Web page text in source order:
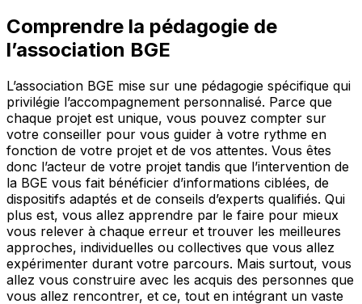
Comprendre la pédagogie de
l’association BGE
L’association BGE mise sur une pédagogie spécifique qui
privilégie l’accompagnement personnalisé. Parce que
chaque projet est unique, vous pouvez compter sur
votre conseiller pour vous guider à votre rythme en
fonction de votre projet et de vos attentes. Vous êtes
donc l’acteur de votre projet tandis que l’intervention de
la BGE vous fait bénéficier d’informations ciblées, de
dispositifs adaptés et de conseils d’experts qualifiés. Qui
plus est, vous allez apprendre par le faire pour mieux
vous relever à chaque erreur et trouver les meilleures
approches, individuelles ou collectives que vous allez
expérimenter durant votre parcours. Mais surtout, vous
allez vous construire avec les acquis des personnes que
vous allez rencontrer, et ce, tout en intégrant un vaste